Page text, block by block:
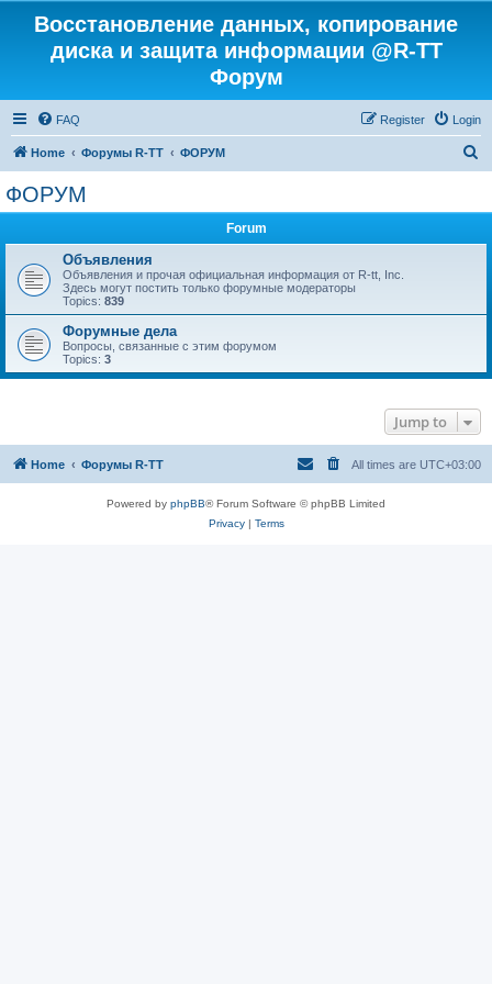
Восстановление данных, копирование
диска и защита информации @R-TT
Форум
FAQ Login
Register
Home Форумы R-TT ФОРУМ
ФОРУМ
Forum
Объявления
Объявления и прочая официальная информация от R-tt, Inc.
Здесь могут постить только форумные модераторы
Topics: 839
Форумные дела
Вопросы, связанные с этим форумом
Topics: 3
Jump to
Home Форумы R-TT All times are UTC+03:00
Powered by phpBB® Forum Software © phpBB Limited
Privacy| Terms